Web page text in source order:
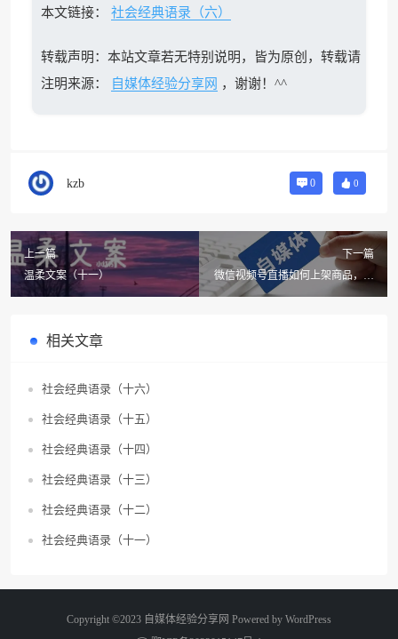
本文链接： 社会经典语录（六）
转载声明：本站文章若无特别说明，皆为原创，转载请
注明来源：
自媒体经验分享网 ，谢谢！^^
kzb 0 0
上一篇
温柔文案（十一）
下一篇
微信视频号直播如何上架商品，为
你的生意注入新活力！
相关文章
社会经典语录（十六）
社会经典语录（十五）
社会经典语录（十四）
社会经典语录（十三）
社会经典语录（十二）
社会经典语录（十一）
Copyright ©2023 自媒体经验分享网 Powered by WordPress